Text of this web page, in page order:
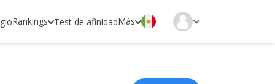
Rankings Test de afinidadMás